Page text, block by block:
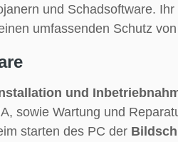
und Schadsoftware.
umfassenden Schutz
und
sowie Wartung und
starten des PC der